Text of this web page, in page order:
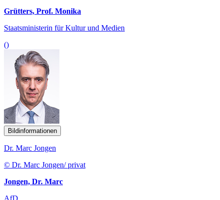
Grütters, Prof. Monika
Staatsministerin für Kultur und Medien
()
Bildinformationen
Dr. Marc Jongen
© Dr. Marc Jongen/ privat
Jongen, Dr. Marc